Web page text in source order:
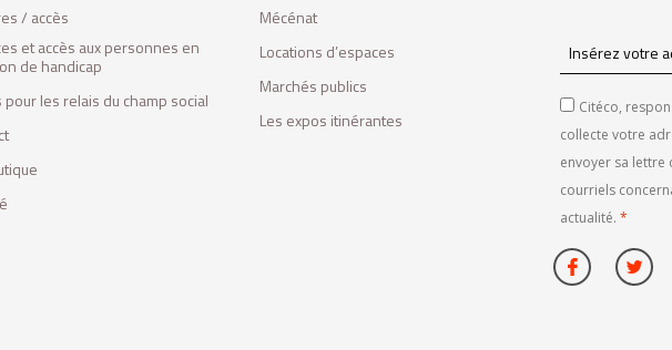
/ accès
et accès aux personnes en
de handicap
les relais du champ social
Mécénat
Locations d’espaces
Marchés publics
Les expos itinérantes
Insérez
votre
adresse
email
Citéco,
collecte votre
envoyer sa
courriels
actualité. *